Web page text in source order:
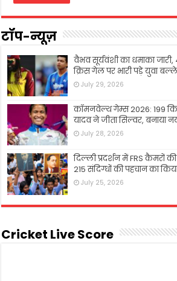
टॉप-न्यूज़
वैभव सूर्यवंशी का धमाका
क्रिस गेल पर भारी पड़े युवा
July 29, 2026
कॉमनवेल्थ गेम्स 2026: 199
यादव ने जीता सिल्वर, बनाया
July 28, 2026
दिल्ली प्रदर्शन में FRS कैमरों
215 संदिग्धों की पहचान का
July 25, 2026
Cricket Live Score